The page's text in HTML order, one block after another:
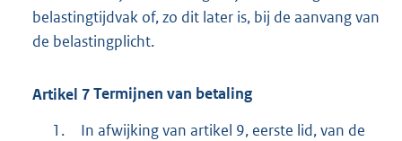
belastingtijdvak of, zo dit later is, bij de aanvang van
de belastingplicht.
Artikel 7Termijnen van betaling
1.
In afwijking van artikel 9, eerste lid, van de